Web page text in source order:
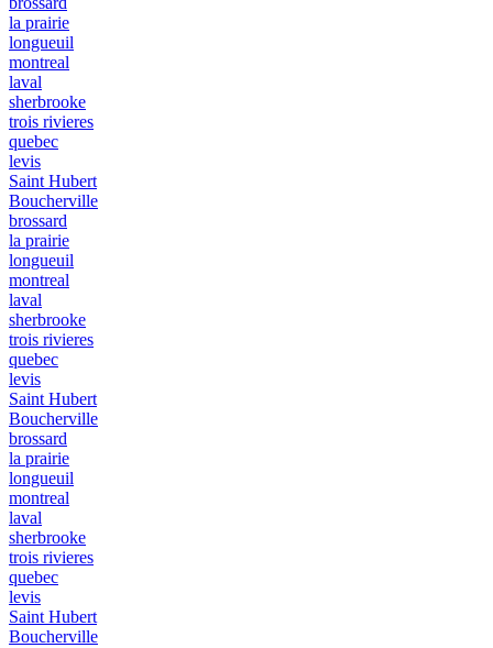
la prairie
longueuil
montreal
laval
sherbrooke
trois rivieres
quebec
levis
Saint Hubert
Boucherville
brossard
la prairie
longueuil
montreal
laval
sherbrooke
trois rivieres
quebec
levis
Saint Hubert
Boucherville
brossard
la prairie
longueuil
montreal
laval
sherbrooke
trois rivieres
quebec
levis
Saint Hubert
Boucherville